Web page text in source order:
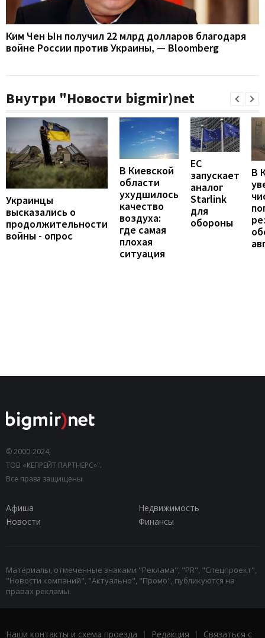
Ким Чен Ын получил 22 млрд долларов благодаря
войне России против Украины, — Bloomberg
Внутри "Новости bigmir)net
Украинцы
высказались о
продолжительности
войны - опрос
В Киевской
области
ухудшилось
качество
воздуха:
где самая
плохая
ситуация
ЕС
запускает
аналог
Starlink
для
обороны
В
© 2000-2024,
ТОВ «КЕПРЕЙТ ПАРТНЕРС»".
Все права защищены.
Афиша
Недвижимость
Новости
Финансы
Материалы, отмеченные знаками "Реклама", "PR", "Спецпроект",
"Новости компаний", "Актуально", "Промо", публикуются на
правах рекламы.
Наши контакты и схема проезда | Редакция | Связаться с